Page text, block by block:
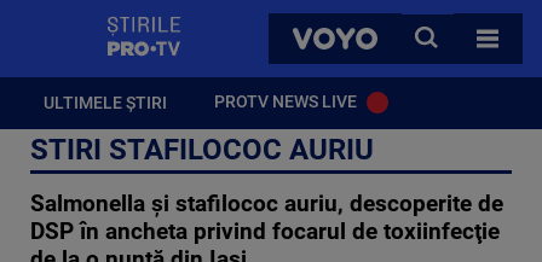
VOYO
CAUTA
TOATE
ULTIMELE ȘTIRI PROTV NEWS LIVE
STIRI STAFILOCOC AURIU
Salmonella şi stafilococ auriu, descoperite de
DSP în ancheta privind focarul de toxiinfecţie